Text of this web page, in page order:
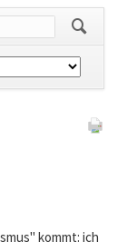
kommt: ich